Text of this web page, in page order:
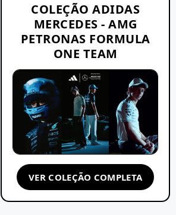
COLEÇÃO ADIDAS
MERCEDES - AMG
PETRONAS FORMULA
ONE TEAM
VER COLEÇÃO COMPLETA